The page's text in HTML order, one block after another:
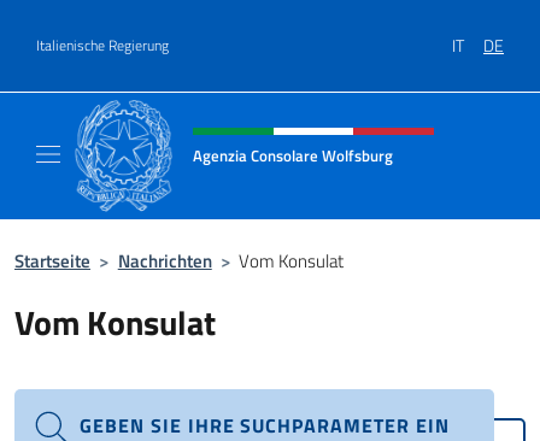
Italienische Regierung IT DE
Header-Site, Social und Menü
Agenzia Consolare Wolfsburg
Startseite > Nachrichten > Vom Konsulat
Vom Konsulat
GEBEN SIE IHRE SUCHPARAMETER EIN